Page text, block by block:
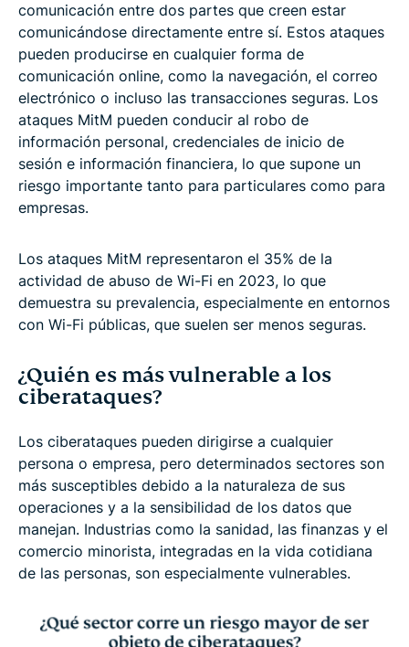
comunicación entre dos partes que creen estar
comunicándose directamente entre sí. Estos ataques
pueden producirse en cualquier forma de
comunicación online, como la navegación, el correo
electrónico o incluso las transacciones seguras. Los
ataques MitM pueden conducir al robo de
información personal, credenciales de inicio de
sesión e información financiera, lo que supone un
riesgo importante tanto para particulares como para
empresas.
Los ataques MitM representaron el 35% de la
actividad de abuso de Wi-Fi en 2023, lo que
demuestra su prevalencia, especialmente en entornos
con Wi-Fi públicas, que suelen ser menos seguras.
¿Quién es más vulnerable a los
ciberataques?
Los ciberataques pueden dirigirse a cualquier
persona o empresa, pero determinados sectores son
más susceptibles debido a la naturaleza de sus
operaciones y a la sensibilidad de los datos que
manejan. Industrias como la sanidad, las finanzas y el
comercio minorista, integradas en la vida cotidiana
de las personas, son especialmente vulnerables.